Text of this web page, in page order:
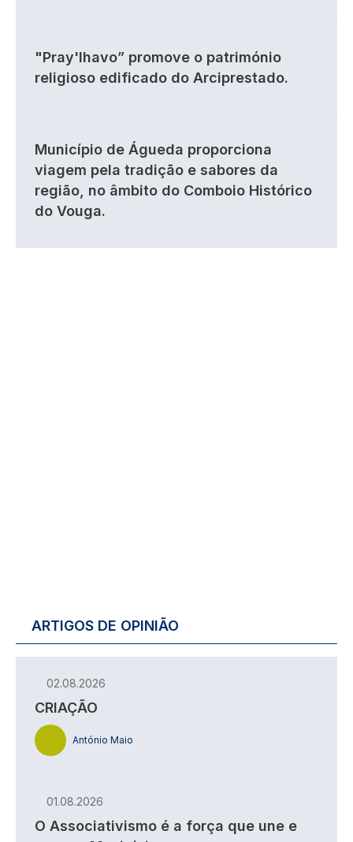
"Pray'lhavo” promove o património
religioso edificado do Arciprestado.
Município de Águeda proporciona
viagem pela tradição e sabores da
região, no âmbito do Comboio Histórico
do Vouga.
ARTIGOS DE OPINIÃO
02.08.2026
CRIAÇÃO
António Maio
01.08.2026
O Associativismo é a força que une e